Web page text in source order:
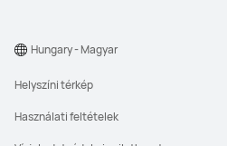
Helyszíni térkép
Használati feltételek
Hungary - Magyar